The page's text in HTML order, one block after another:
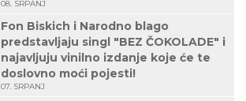
08. SRPANJ
Fon Biskich i Narodno blago
predstavljaju singl "BEZ ČOKOLADE" i
najavljuju vinilno izdanje koje će te
doslovno moći pojesti!
07. SRPANJ